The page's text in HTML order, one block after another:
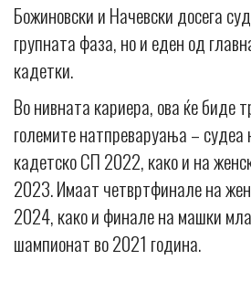
Божиновски и Начевски досега
групната фаза, но и еден од
кадетки.
Во нивната кариера, ова ќе биде
големите натпреваруања – судеа
кадетско СП 2022, како и на
2023. Имаат четвртфинале на
2024, како и финале на машки
шампионат во 2021 година.